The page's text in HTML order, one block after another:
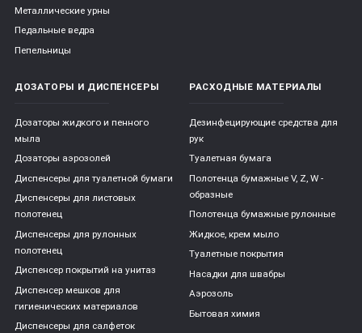
элемент интерьера, но, если он оставлен на виду, то и
удобство использования – ведро может быть и самым
пользоваться намного удобнее.
Урны для кухни в интернет-
магазине «Экология
Сервис»
Наша компания предлагает разнообразные мусорные ведра для
каждый посетитель сайта может сделать устраивающий его выбор.
Приглашаем изучить наш каталог и сделать заказ.
Металлические урны
Педальные ведра
Пепельницы
ДОЗАТОРЫ И ДИСПЕНСЕРЫ
Дозаторы жидкого и пенного
мыла
Дозаторы аэрозолей
Диспенсеры для туалетной бумаги
Диспенсеры для листовых
полотенец
Диспенсеры для рулонных
полотенец
Диспенсер покрытий на унитаз
Диспенсер мешков для
гигиенических материалов
Диспенсеры для салфеток
РАСХОДНЫЕ МАТЕРИАЛЫ
Дезинфецирующие средства для
рук
Туалетная бумага
Полотенца бумажные V, Z, W -
образные
Полотенца бумажные рулонные
Жидкое, крем мыло
Туалетные покрытия
Насадки для швабры
Аэрозоль
Бытовая химия